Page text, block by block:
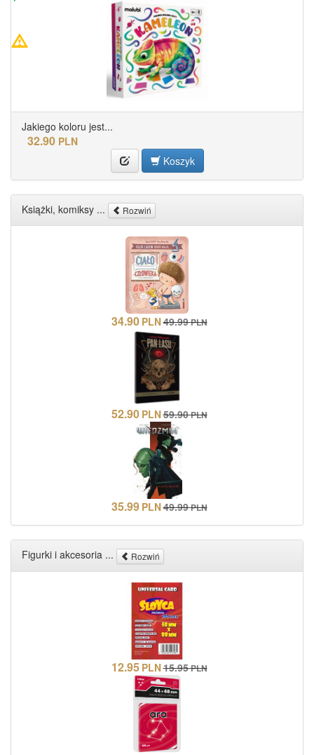
Jakiego koloru jest...
32.90 PLN
Koszyk
Książki, komiksy ... Rozwiń
34.90 PLN49.99PLN
52.90 PLN59.90PLN
35.99 PLN49.99PLN
Figurki i akcesoria ... Rozwiń
12.95 PLN15.95PLN